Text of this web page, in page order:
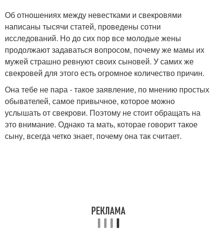
Об отношениях между невестками и свекровями
написаны тысячи статей, проведены сотни
исследований. Но до сих пор все молодые жены
продолжают задаваться вопросом, почему же мамы их
мужей страшно ревнуют своих сыновей. У самих же
свекровей для этого есть огромное количество причин.
Она тебе не пара - такое заявление, по мнению простых
обывателей, самое привычное, которое можно
услышать от свекрови. Поэтому не стоит обращать на
это внимание. Однако та мать, которае говорит такое
сыну, всегда четко знает, почему она так считает.